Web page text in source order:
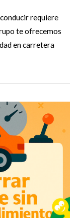
requiere
te ofrecemos
en carretera